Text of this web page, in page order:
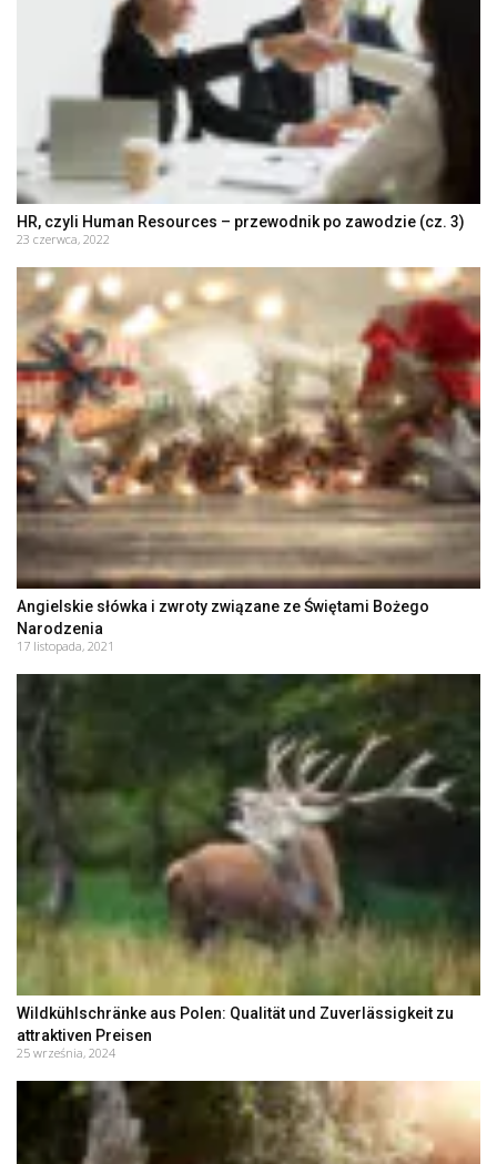
HR, czyli Human Resources – przewodnik po zawodzie (cz. 3)
23 czerwca, 2022
Angielskie słówka i zwroty związane ze Świętami Bożego
Narodzenia
17 listopada, 2021
Wildkühlschränke aus Polen: Qualität und Zuverlässigkeit zu
attraktiven Preisen
25 września, 2024